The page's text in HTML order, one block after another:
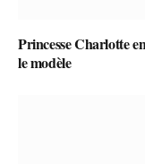
Princesse Charlotte
le modèle